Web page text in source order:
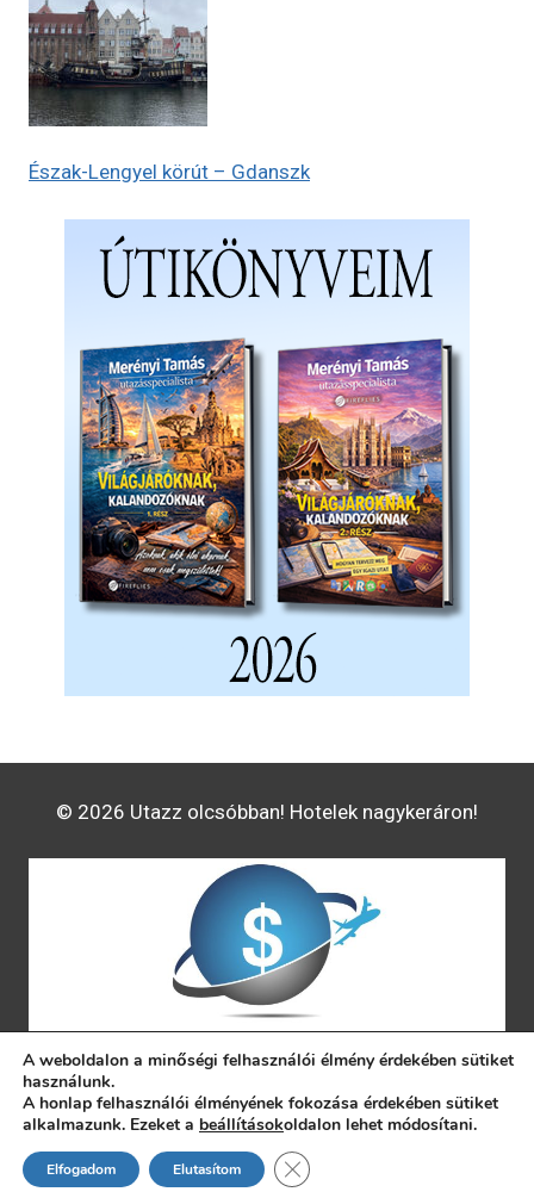
Észak-Lengyel körút – Gdanszk
© 2026 Utazz olcsóbban! Hotelek nagykeráron!
A weboldalon a minőségi felhasználói élmény érdekében sütiket
használunk.
A honlap felhasználói élményének fokozása érdekében sütiket
alkalmazunk. Ezeket a beállításokoldalon lehet módosítani.
Elfogadom Elutasítom CLOSE GDPR COOKIE